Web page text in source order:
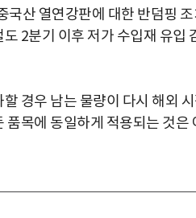
국산 열연강판에 대한 반덤핑 조
2분기 이후 저가 수입재 유입
경우 남는 물량이 다시 해외
품목에 동일하게 적용되는 것은